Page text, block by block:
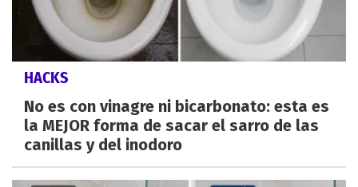
HACKS
No es con vinagre ni bicarbonato: esta es
la MEJOR forma de sacar el sarro de las
canillas y del inodoro